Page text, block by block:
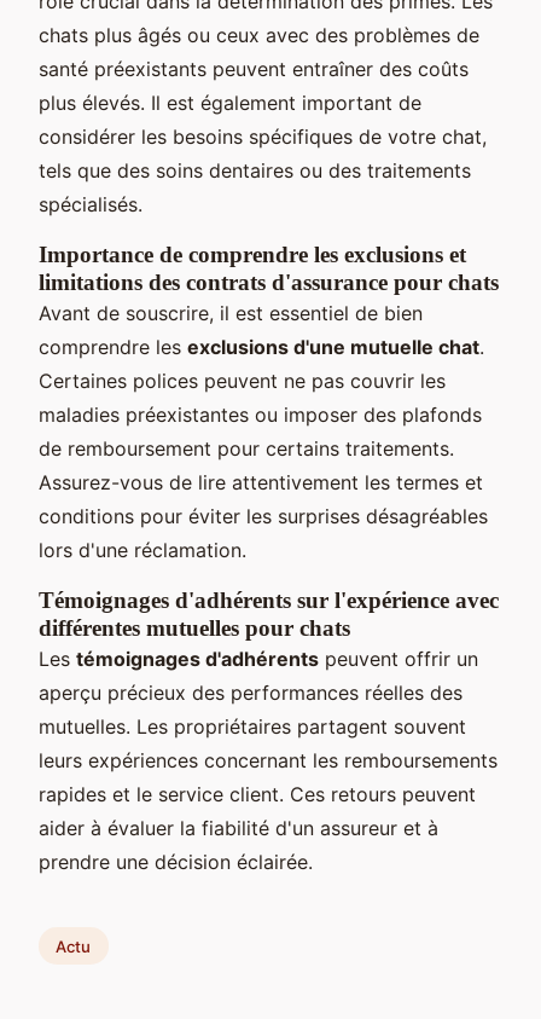
chats plus âgés ou ceux avec des problèmes de
santé préexistants peuvent entraîner des coûts
plus élevés. Il est également important de
considérer les besoins spécifiques de votre chat,
tels que des soins dentaires ou des traitements
spécialisés.
Importance de comprendre les exclusions et
limitations des contrats d'assurance pour chats
Avant de souscrire, il est essentiel de bien
comprendre les exclusions d'une mutuelle chat.
Certaines polices peuvent ne pas couvrir les
maladies préexistantes ou imposer des plafonds
de remboursement pour certains traitements.
Assurez-vous de lire attentivement les termes et
conditions pour éviter les surprises désagréables
lors d'une réclamation.
Témoignages d'adhérents sur l'expérience avec
différentes mutuelles pour chats
Les témoignages d'adhérents peuvent offrir un
aperçu précieux des performances réelles des
mutuelles. Les propriétaires partagent souvent
leurs expériences concernant les remboursements
rapides et le service client. Ces retours peuvent
aider à évaluer la fiabilité d'un assureur et à
prendre une décision éclairée.
Actu